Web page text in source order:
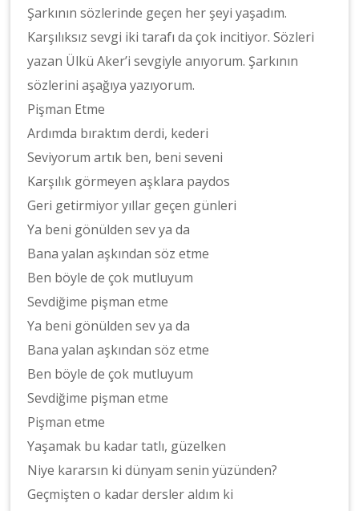
Şarkının sözlerinde geçen her şeyi yaşadım.
Karşılıksız sevgi iki tarafı da çok incitiyor. Sözleri
yazan Ülkü Aker’i sevgiyle anıyorum. Şarkının
sözlerini aşağıya yazıyorum.
Pişman Etme
Ardımda bıraktım derdi, kederi
Seviyorum artık ben, beni seveni
Karşılık görmeyen aşklara paydos
Geri getirmiyor yıllar geçen günleri
Ya beni gönülden sev ya da
Bana yalan aşkından söz etme
Ben böyle de çok mutluyum
Sevdiğime pişman etme
Ya beni gönülden sev ya da
Bana yalan aşkından söz etme
Ben böyle de çok mutluyum
Sevdiğime pişman etme
Pişman etme
Yaşamak bu kadar tatlı, güzelken
Niye kararsın ki dünyam senin yüzünden?
Geçmişten o kadar dersler aldım ki